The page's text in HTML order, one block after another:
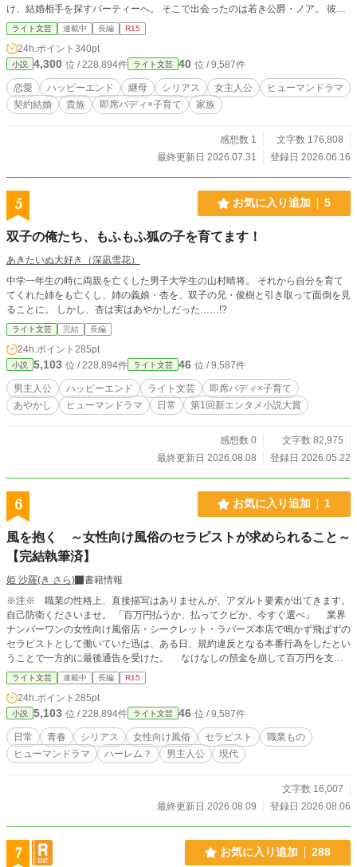
け、結婚相手を探すパーティーへ。 そこで出会ったのは若き公爵・ノア。 彼
は、公爵家で受け入れた孤児たちの母親役を務められる結婚相手を探していた。
「夢を追うことを反対しない人なら、結婚相手は誰でも良い」と言うミューズ
に、ノアは契約結婚を提案する。 ミューズは「大家族の母親」を務め、夢を叶
えることはできるのか———？ そして、2人は封じられた過去から始まっていた
運命に翻弄されていくのだった。 これは訳アリな2人が手を取り合い、己の道を
拓いていく、近代貴族社会×ロマンス×ヒューマンドラマ 新エンタメ小説大賞
にエントリー中です。投票よろしくお願いいたします！！ 【注意】 本作には、
ウマを想起させる描写が含まれます。 これらの表現は、いかなる暴力・犯罪・
差別行為を助長し、肯定する意図はありません。 フラッシュバックの心配があ
ライト文芸 連載中 長編 R15
24h.ポイント 340pt
小説 4,300 位 / 228,894件 ライト文芸 40 位 / 9,587件
恋愛 ハッピーエンド 継母 シリアス 女主人公
ヒューマンドラマ
契約結婚
貴族 即席バディ×子育て 家族
感想数 1
文字数 176,808
最終更新日 2026.07.31
登録日 2026.06.16
5 お気に入り追加 5
双子の俺たち、もふもふ狐の子を育てます！
あきたいぬ大好き（深凪雪花）
中学一年生の時に両親を亡くした男子大学生の山村晴将。 それから自分を育て
てくれた姉をも亡くし、姉の義娘・杏を、双子の兄・俊樹と引き取って面倒を見
ることに。 しかし、杏は実はあやかしだった……!?
ライト文芸 完結 長編
24h.ポイント 285pt
小説 5,103 位 / 228,894件 ライト文芸 46 位 / 9,587件
男主人公 ハッピーエンド ライト文芸
即席バディ×子育て
あやかし
ヒューマンドラマ 日常 第1回新エンタメ小説大賞
感想数 0
文字数 82,975
最終更新日 2026.08.08
登録日 2026.05.22
6 お気に入り追加 1
風を抱く ～女性向け風俗のセラピストが求められること～
【完結執筆済】
姫 沙羅(き さら)
書籍情報
※注※ 職業の性格上、直接描写はありませんが、アダルト要素が出てきます。
自己防衛くださいませ。 「百万円払うか、払ってクビか、今すぐ選べ」 業界
ナンバーワンの女性向け風俗店・シークレット・ラバーズ本店で鳴かず飛ばずの
セラピストとして働いていた迅は、ある日、規約違反となる本番行為をしたとい
うことで一方的に最後通告を受けた。 なけなしの預金を崩して百万円を支払
い、最後のお客様を迎えた時。迅の人生は大きく動き出す。 「私と一緒に新し
い店を立ち上げない？」 集まらないセラピスト。育たない新人。厳しい評
価。クレーム。そして、百万円の闇――……。 新しく出会った仲間たちと共
に様々な困難を乗り越え、業界へ新しい風を吹かせるべく奮闘した先に迎える結
末とは。 主人公・迅を中心に個性豊かな登場人物たちが成長する姿と、女性
向け風俗店経営のリアルを描くストーリー。 (原案:志陽) 【全十七話・約二十万
字のお話です】 ※他サイト様にも掲載しております※
ライト文芸 連載中 長編 R15
24h.ポイント 285pt
小説 5,103 位 / 228,894件 ライト文芸 46 位 / 9,587件
日常 青春 シリアス 女性向け風俗 セラピスト
職業もの
ヒューマンドラマ
ハーレム？ 男主人公 現代
文字数 16,007
最終更新日 2026.08.09
登録日 2026.08.06
7 お気に入り追加 288